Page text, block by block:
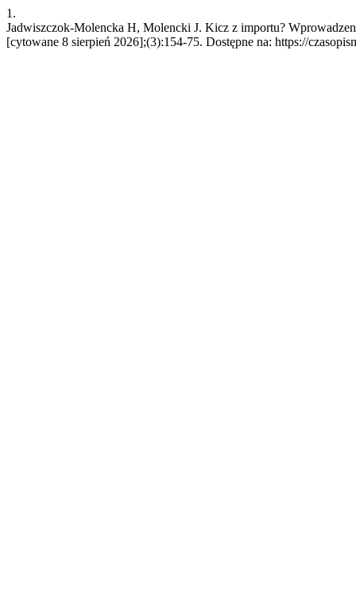
1.
Jadwiszczok-Molencka H, Molencki J. Kicz z importu?
[cytowane 8 sierpień 2026];(3):154-75. Dostępne na: https://